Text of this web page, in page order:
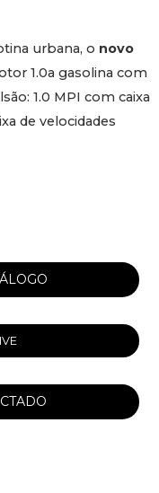
urbana, o novo
1.0a gasolina com
1.0 MPI com caixa
de velocidades